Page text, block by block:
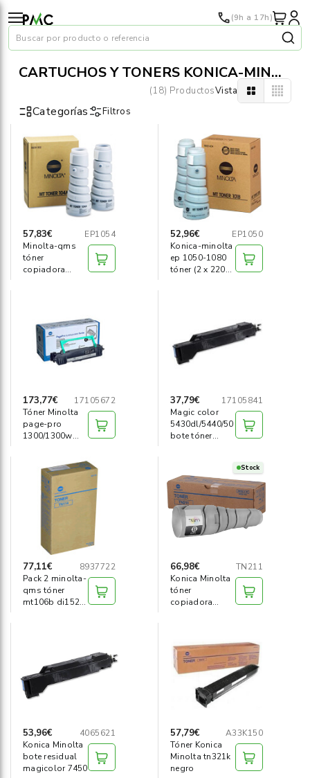
Papel ›
Material oficina ›
Audiovisuales ›
Tinta y tóner
Informática
Mobiliario ›
Seguridad ›
Material Escolar
(9h a 17h)
Buscar por producto o referencia
CARTUCHOS Y TONERS KONICA-MINOLTA
Categorías Filtros
(18) ProductosVista
57,83€
EP1054
Minolta-qms
tóner
copiadora
52,96€
EP1050
Konica-minolta
ep 1050-1080
tóner (2 x 220
173,77€
17105672
Tóner Minolta
page-pro
1300/1300w
37,79€
17105841
Magic color
5430dl/5440/50
bote tóner
77,11€
8937722
Pack 2 minolta-
qms tóner
mt106b di152
Stock
66,98€
TN211
Konica Minolta
tóner
copiadora
53,96€
4065621
Konica Minolta
bote residual
magicolor 7450
57,79€
A33K150
Tóner Konica
Minolta tn321k
negro